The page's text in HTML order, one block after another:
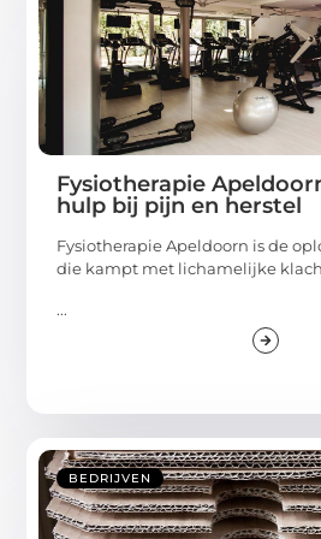
Fysiotherapie
hulp bij pijn en herstel
Fysiotherapie Apeldoorn is de
die kampt met lichamelijke
...
BEDRIJVEN